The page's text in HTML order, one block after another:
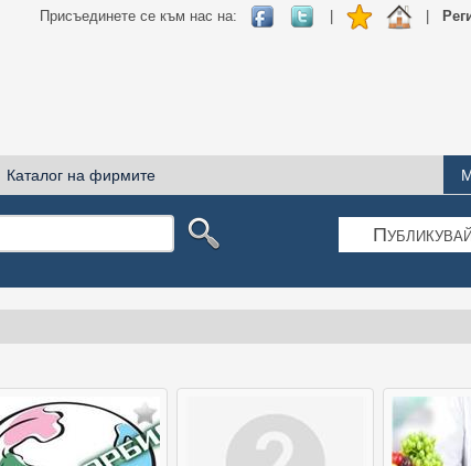
Присъединете се към нас на:
Каталог на фирмите